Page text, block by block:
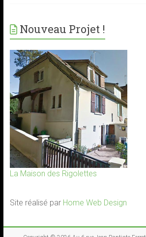
Nouveau Projet !
La Maison des Rigolettes
Site réalisé par Home Web Design